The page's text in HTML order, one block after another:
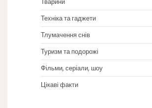
Тварини
Техніка та гаджети
Тлумачення снів
Туризм та подорожі
Фільми, серіали, шоу
Цікаві факти